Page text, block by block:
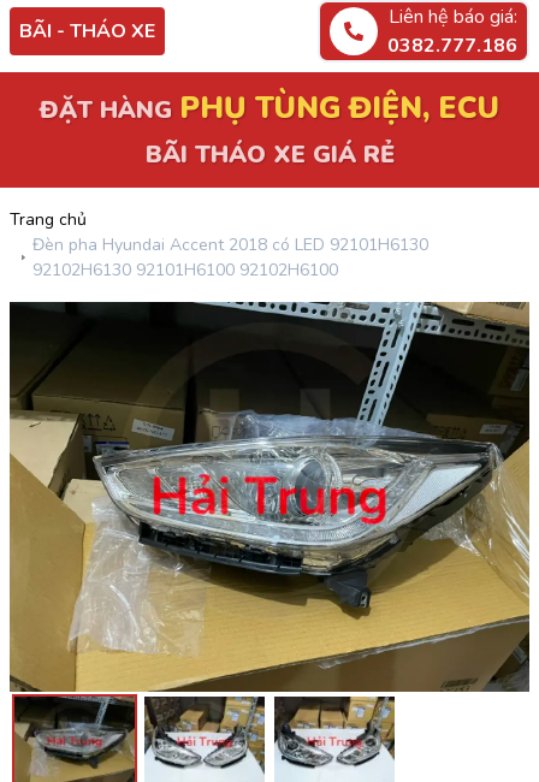
BÃI - THÁO XE
Liên hệ báo giá:
0382.777.186
ĐẶT HÀNG PHỤ TÙNG ĐIỆN, ECU
BÃI THÁO XE GIÁ RẺ
Trang chủ
Đèn pha Hyundai Accent 2018 có LED 92101H6130
92102H6130 92101H6100 92102H6100